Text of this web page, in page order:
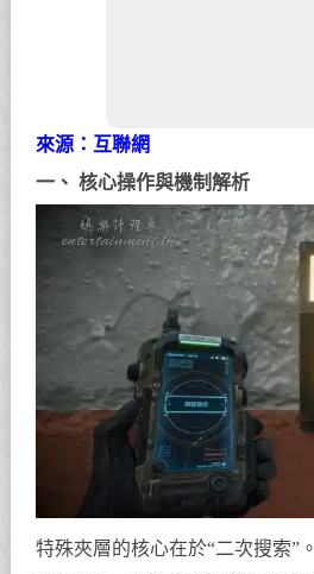
來源：互聯網
一、 核心操作與機制解析
特殊夾層的核心在於“二次搜索”。